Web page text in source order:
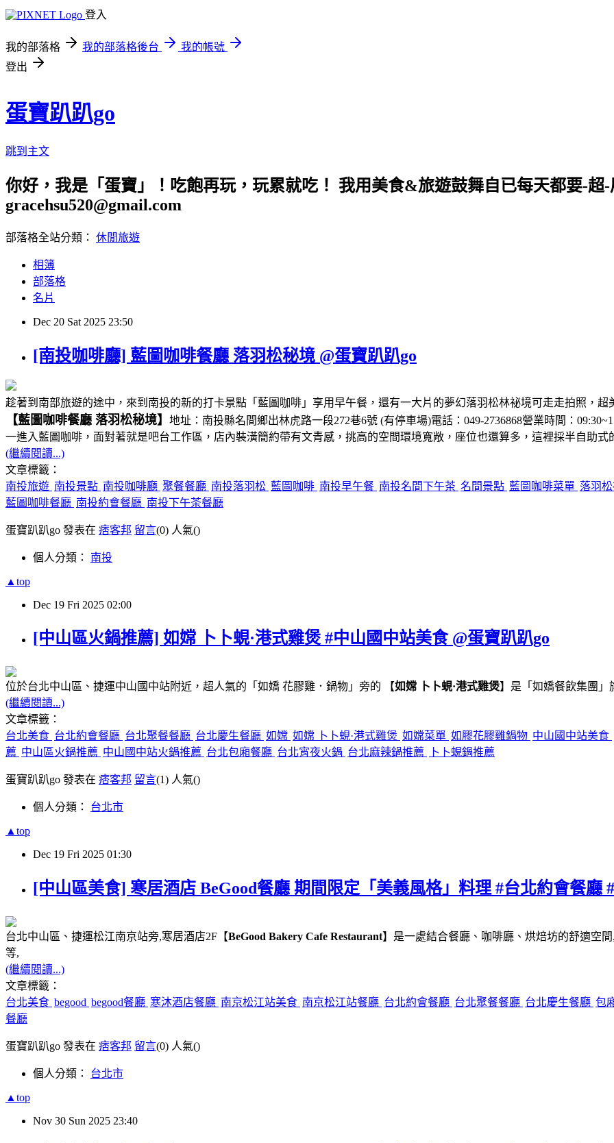
登入
我的部落格 我的部落格後台
我的帳號
登出
蛋寶趴趴go
跳到主文
你好，我是「蛋寶」！吃飽再玩，玩累就吃！ 我用美食&旅遊鼓舞自已每天都要-超
gracehsu520@gmail.com
部落格全站分類： 休閒旅遊
相簿
部落格
名片
Dec 20 Sat 2025 23:50
[南投咖啡廳] 藍圖咖啡餐廳 落羽松秘境 @蛋寶趴趴go
趁著到南部旅遊的途中，來到南投的新的打卡景點「藍圖咖啡」享用早午餐，還有一大片的夢幻落羽松林祕境可走走拍照，超
【藍圖咖啡餐廳 落羽松秘境】 地址：南投縣名間鄉出林虎路一段272巷6號 (有停車場)電話：049-2736868營業時間：
一進入藍圖咖啡，面對著就是吧台工作區，店內裝潢簡約帶有文青感，挑高的空間環境寬敞，座位也還算多，這裡採半自助
(繼續閱讀...)
文章標籤：
南投旅遊 南投景點 南投咖啡廳 聚餐餐廳 南投落羽松 藍圖咖啡 南投早午餐 南投名間下午茶 名間景點 藍圖咖啡菜單 落羽
藍圖咖啡餐廳 南投約會餐廳 南投下午茶餐廳
蛋寶趴趴go 發表在 痞客邦 留言(0) 人氣()
個人分類： 南投
▲top
Dec 19 Fri 2025 02:00
[中山區火鍋推薦] 如嫦 卜卜蜆·港式雞煲 #中山國中站美食 @蛋寶趴趴go
位於台北中山區、捷運中山國中站附近，超人氣的「如嬌 花膠雞．鍋物」旁的 【如嫦 卜卜蜆·港式雞煲】是「如嬌餐飲集團」
(繼續閱讀...)
文章標籤：
台北美食 台北約會餐廳 台北聚餐餐廳 台北慶生餐廳 如嫦 如嫦 卜卜蜆·港式雞煲 如嫦菜單 如膠花膠雞鍋物 中山國中站美食
薦 中山區火鍋推薦 中山國中站火鍋推薦 台北包廂餐廳 台北宵夜火鍋 台北麻辣鍋推薦 卜卜蜆鍋推薦
蛋寶趴趴go 發表在 痞客邦 留言(1) 人氣()
個人分類： 台北市
▲top
Dec 19 Fri 2025 01:30
[中山區美食] 寒居酒店 BeGood餐廳 期間限定「美義風格」料理 #台北約會餐廳
台北中山區、捷運松江南京站旁,寒居酒店2F【BeGood Bakery Cafe Restaurant】是一處結合餐廳、咖啡廳、烘焙坊的舒適空
等,
(繼續閱讀...)
文章標籤：
台北美食 begood begood餐廳 寒沐酒店餐廳 南京松江站美食 南京松江站餐廳 台北約會餐廳 台北聚餐餐廳 台北慶生餐廳 包
餐廳
蛋寶趴趴go 發表在 痞客邦 留言(0) 人氣()
個人分類： 台北市
▲top
Nov 30 Sun 2025 23:40